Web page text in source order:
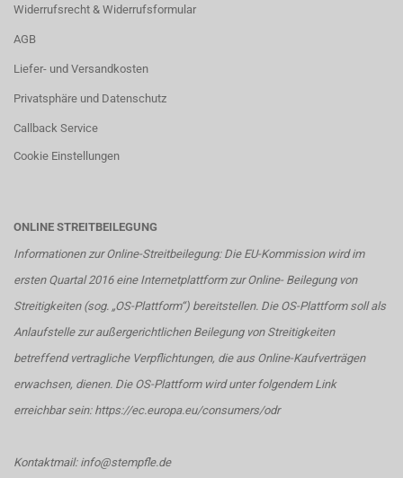
Widerrufsrecht & Widerrufsformular
AGB
Liefer- und Versandkosten
Privatsphäre und Datenschutz
Callback Service
Cookie Einstellungen
ONLINE STREITBEILEGUNG
Informationen zur Online-Streitbeilegung: Die EU-Kommission wird im
ersten Quartal 2016 eine Internetplattform zur Online- Beilegung von
Streitigkeiten (sog. „OS-Plattform“) bereitstellen. Die OS-Plattform soll als
Anlaufstelle zur außergerichtlichen Beilegung von Streitigkeiten
betreffend vertragliche Verpflichtungen, die aus Online-Kaufverträgen
erwachsen, dienen. Die OS-Plattform wird unter folgendem Link
erreichbar sein: https://ec.europa.eu/consumers/odr
Kontaktmail: info@stempfle.de